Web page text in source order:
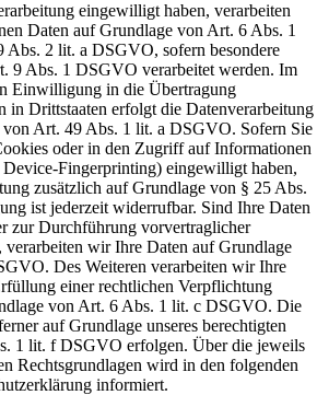
eingewilligt haben, verarbeiten
Daten auf Grundlage von Art. 6 Abs. 1
2 lit. a DSGVO, sofern besondere
9 Abs. 1 DSGVO verarbeitet werden. Im
Einwilligung in die Übertragung
in Drittstaaten erfolgt die Datenverarbeitung
von Art. 49 Abs. 1 lit. a DSGVO. Sofern Sie
oder in den Zugriff auf Informationen
Fingerprinting) eingewilligt haben,
zusätzlich auf Grundlage von § 25 Abs.
ist jederzeit widerrufbar. Sind Ihre Daten
zur Durchführung vorvertraglicher
wir Ihre Daten auf Grundlage
Des Weiteren verarbeiten wir Ihre
einer rechtlichen Verpflichtung
von Art. 6 Abs. 1 lit. c DSGVO. Die
auf Grundlage unseres berechtigten
1 lit. f DSGVO erfolgen. Über die jeweils
Rechtsgrundlagen wird in den folgenden
informiert.